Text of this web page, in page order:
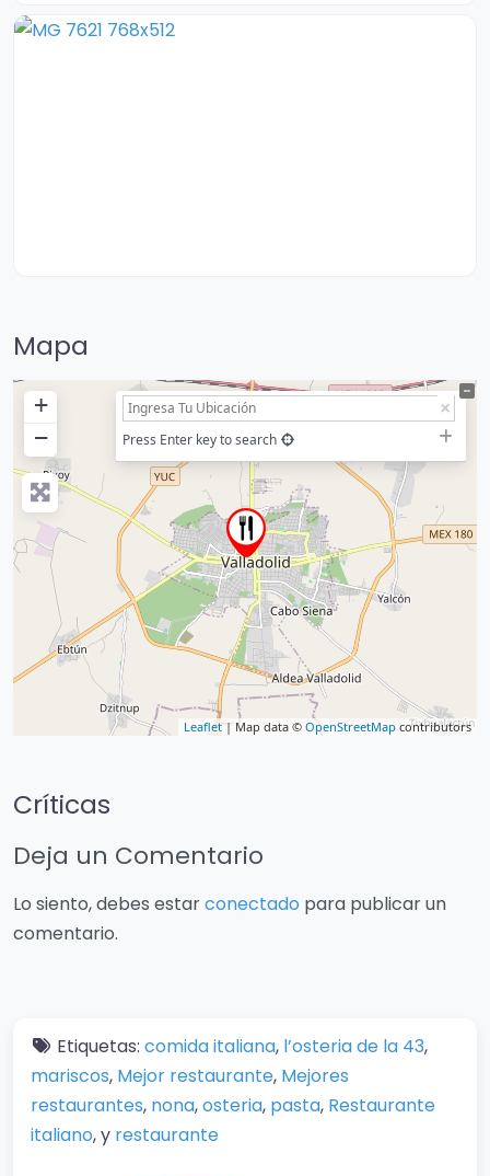
Mapa
+
−
Press Enter key to search
Leaflet | Map data © OpenStreetMap contributors
Críticas
Deja un Comentario
Lo siento, debes estarconectado para publicar un
comentario.
Etiquetas: comida italiana, l’osteria de la 43,
mariscos, Mejor restaurante, Mejores
restaurantes, nona,osteria, pasta, Restaurante
italiano, y restaurante